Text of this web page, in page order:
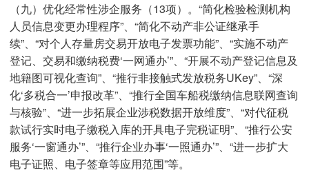
（九）优化经常性涉企服务（13项）。“简化检验检测机构
人员信息变更办理程序”、“简化不动产非公证继承手
续”、“对个人存量房交易开放电子发票功能”、“实施不动产
登记、交易和缴纳税费‘一网通办’”、“开展不动产登记信息及
地籍图可视化查询”、“推行非接触式发放税务UKey”、“深
化‘多税合一’申报改革”、“推行全国车船税缴纳信息联网查询
与核验”、“进一步拓展企业涉税数据开放维度”、“对代征税
款试行实时电子缴税入库的开具电子完税证明”、“推行公安
服务‘一窗通办’”、“推行企业办事‘一照通办’”、“进一步扩大
电子证照、电子签章等应用范围”等。